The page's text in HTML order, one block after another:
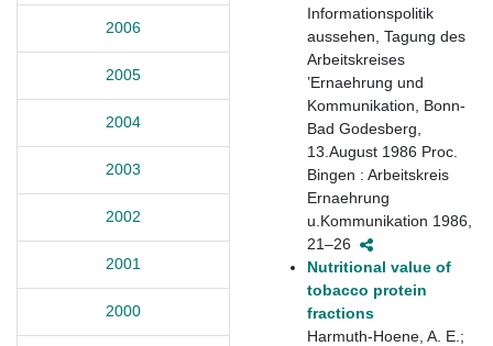
2006
2005
2004
2003
2002
2001
2000
Informationspolitik
aussehen, Tagung des
Arbeitskreises
’Ernaehrung und
Kommunikation, Bonn-
Bad Godesberg,
13.August 1986 Proc.
Bingen : Arbeitskreis
Ernaehrung
u.Kommunikation 1986,
21–26
Nutritional value of
tobacco protein
fractions
Harmuth-Hoene, A. E.;